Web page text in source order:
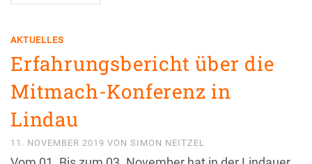
AKTUELLES
Erfahrungsbericht über die
Mitmach-Konferenz in
Lindau
11. NOVEMBER 2019 VON SIMON NEITZEL